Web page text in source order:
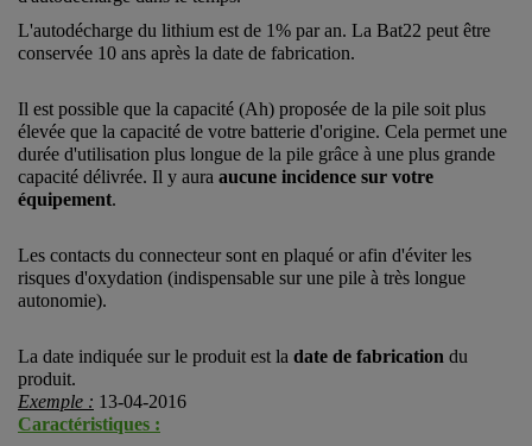
L'autodécharge du lithium est de 1% par an. La Bat22 peut être
conservée 10 ans après la date de fabrication.
Il est possible que la capacité (Ah) proposée de la pile soit plus
élevée que la capacité de votre batterie d'origine. Cela permet une
durée d'utilisation plus longue de la pile grâce à une plus grande
capacité délivrée. Il y aura aucune incidence sur votre
équipement.
Les contacts du connecteur sont en plaqué or afin d'éviter les
risques d'oxydation (indispensable sur une pile à très longue
autonomie).
La date indiquée sur le produit est la date de fabrication du
produit.
Exemple : 13-04-2016
Caractéristiques :